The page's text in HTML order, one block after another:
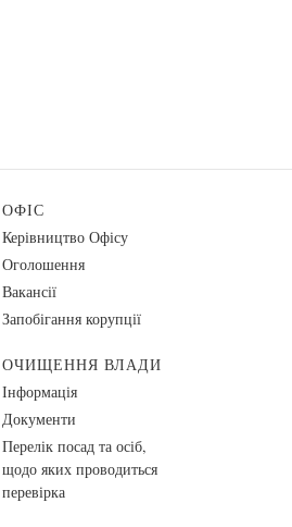
ОФІС
Керівництво Офісу
Оголошення
Вакансії
Запобігання корупції
ОЧИЩЕННЯ ВЛАДИ
Інформація
Документи
Перелік посад та осіб,
щодо яких проводиться
перевірка